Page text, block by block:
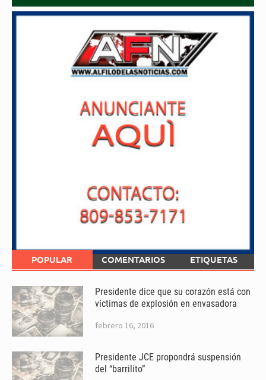
POPULAR COMENTARIOS ETIQUETAS
Presidente dice que su corazón está con
víctimas de explosión en envasadora
febrero 16, 2016
Presidente JCE propondrá suspensión
del “barrilito”